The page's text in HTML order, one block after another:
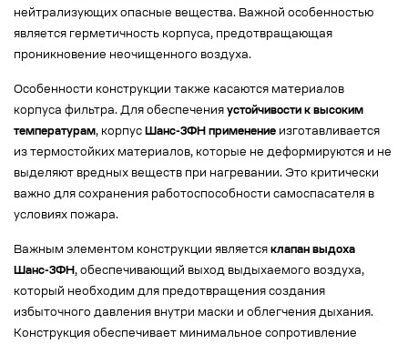
нейтрализующих опасные вещества. Важной особенностью
является герметичность корпуса, предотвращающая
проникновение неочищенного воздуха.
Особенности конструкции также касаются материалов
корпуса фильтра. Для обеспечения устойчивости к высоким
температурам, корпус Шанс-3ФН применение изготавливается
из термостойких материалов, которые не деформируются и не
выделяют вредных веществ при нагревании. Это критически
важно для сохранения работоспособности самоспасателя в
условиях пожара.
Важным элементом конструкции является клапан выдоха
Шанс-3ФН, обеспечивающий выход выдыхаемого воздуха,
который необходим для предотвращения создания
избыточного давления внутри маски и облегчения дыхания.
Конструкция обеспечивает минимальное сопротивление